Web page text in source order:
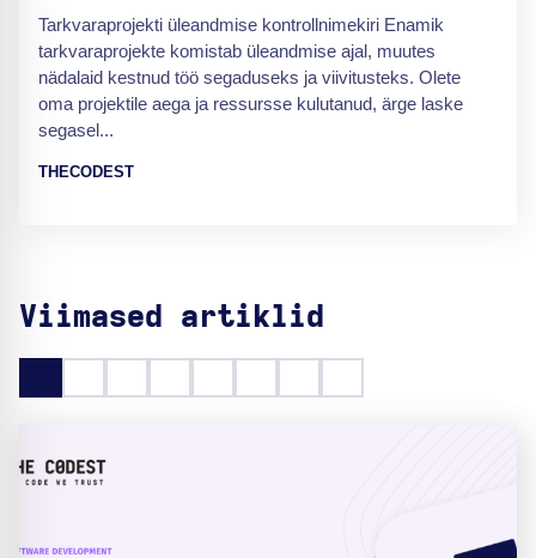
Tarkvaraprojekti üleandmise kontrollnimekiri Enamik
tarkvaraprojekte komistab üleandmise ajal, muutes
nädalaid kestnud töö segaduseks ja viivitusteks. Olete
oma projektile aega ja ressursse kulutanud, ärge laske
segasel...
THECODEST
Viimased artiklid